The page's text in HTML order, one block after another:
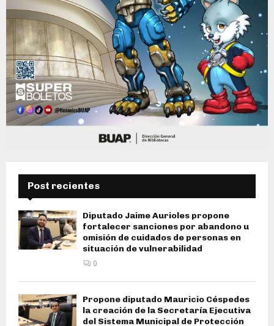
Post recientes
Diputado Jaime Aurioles propone
fortalecer sanciones por abandono u
omisión de cuidados de personas en
situación de vulnerabilidad
0
Propone diputado Mauricio Céspedes
la creación de la Secretaría Ejecutiva
del Sistema Municipal de Protección